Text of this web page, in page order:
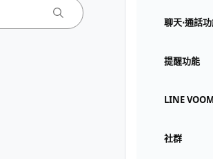
聊天⋅通話
提醒功能
LINE VOOM
社群